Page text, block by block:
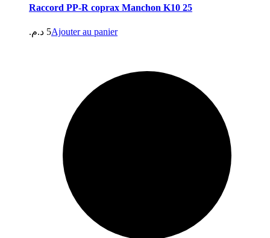
Raccord PP-R coprax Manchon K10 25
5 د.م. Ajouter au panier